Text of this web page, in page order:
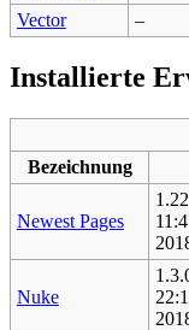
Vector
–
Installierte
Bezeichnung
Newest Pages
1.22
Nuke